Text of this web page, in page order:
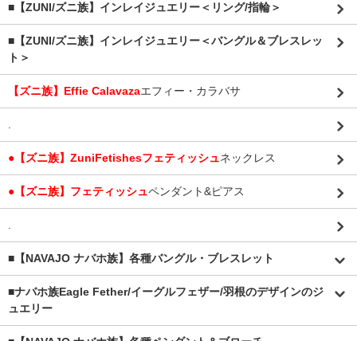
■【ZUNI/ズニ族】インレイジュエリー＜リング/指輪＞
■【ZUNI/ズニ族】インレイジュエリー＜バングル＆ブレスレッ
ト＞
【ズニ族】Effie Calavazaエフィー・カラバサ
.
●【ズニ族】ZuniFetishesフェティッシュネックレス
●【ズニ族】フェティッシュペンダント&ピアス
.
■【NAVAJO ナバホ族】各種バングル・ブレスレット
■ナバホ族Eagle Fether/イーグルフェザー/羽根のデザインのジ
ュエリー